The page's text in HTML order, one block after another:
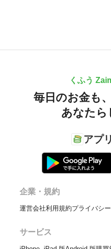
くふう
毎日のお金も、
あなたら
アプ
企業・規約
運営会社利用規約プライバシ
サービス